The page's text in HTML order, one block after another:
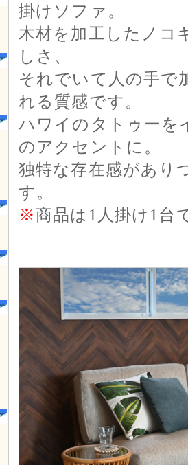
掛けソファ。
木材を加工したノコ
しさ、
それでいて人の手で
れる質感です。
ハワイのタトゥーを
のアクセントに。
独特な存在感があり
す。
※商品は1人掛け1台